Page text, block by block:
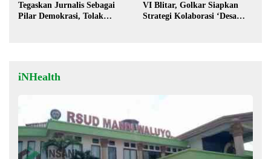
Tegaskan Jurnalis Sebagai
Pilar Demokrasi, Tolak
VI Blitar, Golkar Siapkan
Strategi Kolaborasi ‘Desa
iNHealth